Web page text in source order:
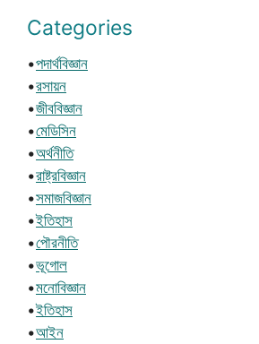
Categories
•পদার্থবিজ্ঞান
•রসায়ন
•জীববিজ্ঞান
•মেডিসিন
•অর্থনীতি
•রাষ্ট্রবিজ্ঞান
•সমাজবিজ্ঞান
•ইতিহাস
•পৌরনীতি
•ভূগোল
•মনোবিজ্ঞান
•ইতিহাস
•আইন